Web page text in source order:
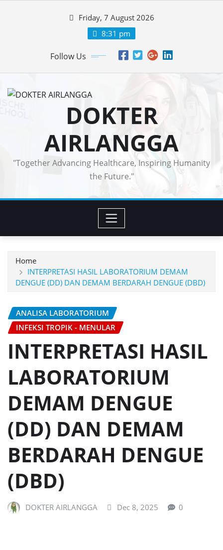
Friday, 7 August 2026
8:31 pm
Follow Us
DOKTER
AIRLANGGA
"Together Advancing Healthcare, Inspiring Humanity
the Future."
Home
INTERPRETASI HASIL LABORATORIUM DEMAM
DENGUE (DD) DAN DEMAM BERDARAH DENGUE (DBD)
ANALISA LABORATORIUM
INFEKSI TROPIK - MENULAR
INTERPRETASI HASIL
LABORATORIUM
DEMAM DENGUE
(DD) DAN DEMAM
BERDARAH DENGUE
(DBD)
DOKTER AIRLANGGA Dec 8, 2025 0